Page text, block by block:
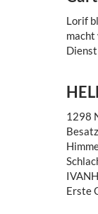
Lorif
macht
Dienst .
1298
Erste